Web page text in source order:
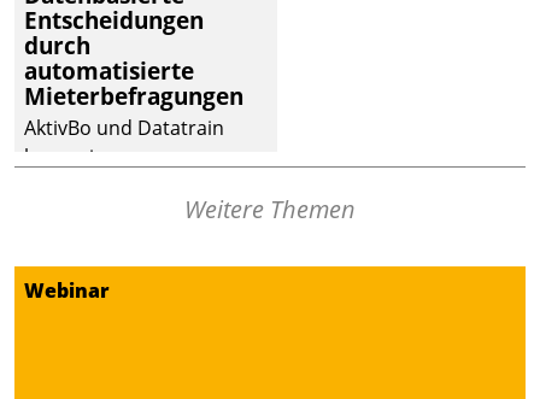
Dialogführung ermöglicht
dem externen
Serviceteam, Anrufe von
Mietenden zügiger und
effizienter zu bearbeiten.
Entscheidungen
durch
automatisierte
Mieterbefragungen
AktivBo und Datatrain
kooperieren –
profitieren: Die nahtlose
von AktivBo und
Datatrain ermöglicht
Weitere Themen
Webinar